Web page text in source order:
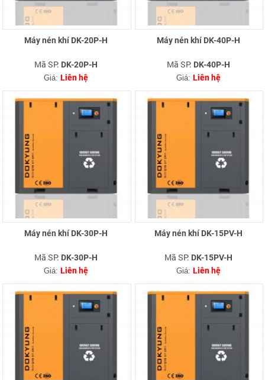
Máy nén khí DK-20P-H
Mã SP: DK-20P-H
Giá: Liên hệ
Máy nén khí DK-40P-H
Mã SP: DK-40P-H
Giá: Liên hệ
Máy nén khí DK-30P-H
Mã SP: DK-30P-H
Giá: Liên hệ
Máy nén khí DK-15PV-H
Mã SP: DK-15PV-H
Giá: Liên hệ